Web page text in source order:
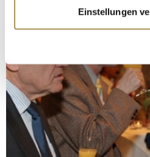
Informationen über Ihre
erfassen, welche bis auf
bestimmten Merkmalen
Erfahren Sie mehr darüber,
verarbeitet werden, und legen
Abschnitt Einzelheitenfest.
Wir verwenden Cookies, um
Einstellungen